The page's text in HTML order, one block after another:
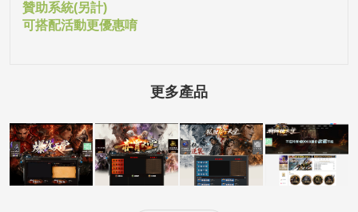
贊助系統(另計)
可搭配活動更優惠唷
更多產品
5000客戶展示案
例15
5000客戶展示案
例14
5000客戶展示案
例13
15000客戶展示
案例6